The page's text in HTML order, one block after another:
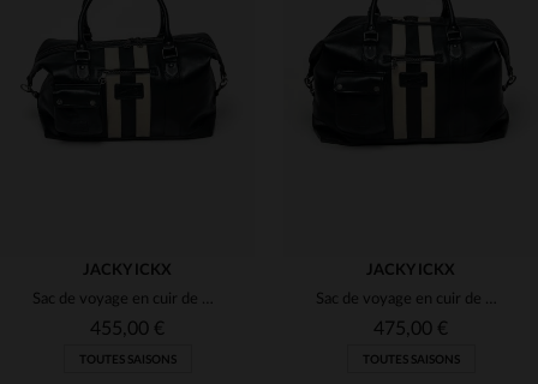
JACKY ICKX
Sac de voyage en cuir de mouton 48H bleu marine Jacky Ickx
455,00 €
TOUTES SAISONS
JACKY ICKX
Sac de voyage en cuir de mouton 72H bleu marine Jacky Ickx
475,00 €
TOUTES SAISONS